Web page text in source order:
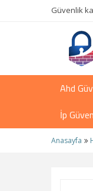
Güvenlik
Ahd
İp
Anasayfa